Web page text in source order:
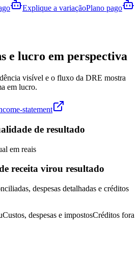
Explique a variaçãoPlano pago
e lucro em perspectiva
visível e o fluxo da DRE mostra
em lucro.
statement
de resultado
em reais
receita virou resultado
despesas detalhadas e créditos
Custos, despesas e impostosCréditos fora